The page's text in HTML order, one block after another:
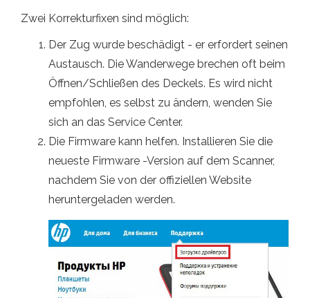
Zwei Korrekturfixen sind möglich:
Der Zug wurde beschädigt - er erfordert seinen
Austausch. Die Wanderwege brechen oft beim
Öffnen/Schließen des Deckels. Es wird nicht
empfohlen, es selbst zu ändern, wenden Sie
sich an das Service Center.
Die Firmware kann helfen. Installieren Sie die
neueste Firmware -Version auf dem Scanner,
nachdem Sie von der offiziellen Website
heruntergeladen werden.